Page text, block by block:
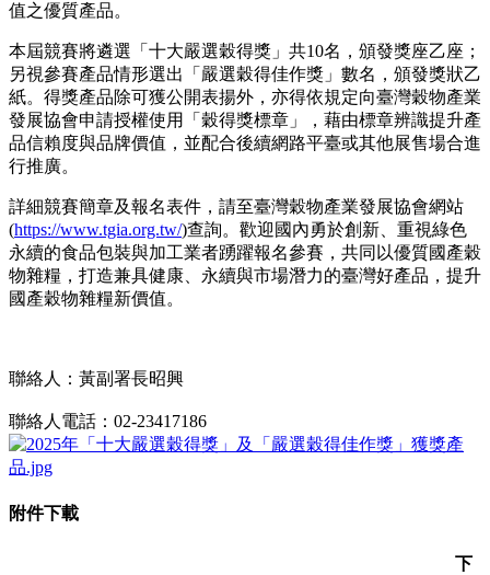
值之優質產品。
本屆競賽將遴選「十大嚴選穀得獎」共10名，頒發獎座乙座；
另視參賽產品情形選出「嚴選穀得佳作獎」數名，頒發獎狀乙
紙。得獎產品除可獲公開表揚外，亦得依規定向臺灣穀物產業
發展協會申請授權使用「穀得獎標章」，藉由標章辨識提升產
品信賴度與品牌價值，並配合後續網路平臺或其他展售場合進
行推廣。
詳細競賽簡章及報名表件，請至臺灣穀物產業發展協會網站
(https://www.tgia.org.tw/)查詢。歡迎國內勇於創新、重視綠色
永續的食品包裝與加工業者踴躍報名參賽，共同以優質國產穀
物雜糧，打造兼具健康、永續與市場潛力的臺灣好產品，提升
國產穀物雜糧新價值。
聯絡人：黃副署長昭興
聯絡人電話：02-23417186
附件下載
下